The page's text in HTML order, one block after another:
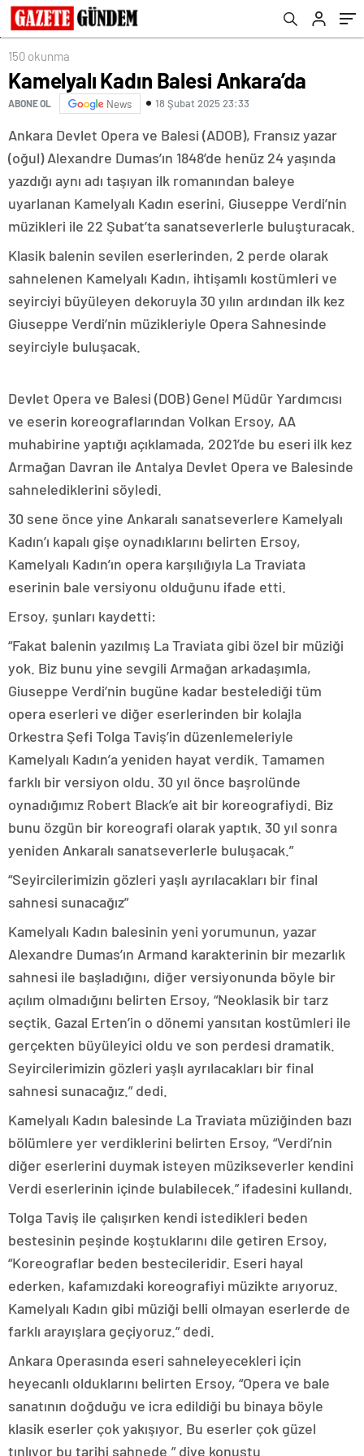
150 okunma
Kamelyalı Kadın Balesi Ankara’da
ABONE OL News 18 Şubat 2025 23:33
Ankara Devlet Opera ve Balesi (ADOB), Fransız yazar
(oğul) Alexandre Dumas’ın 1848’de henüz 24 yaşında
yazdığı aynı adı taşıyan ilk romanından baleye
uyarlanan Kamelyalı Kadın eserini, Giuseppe Verdi’nin
müzikleri ile 22 Şubat’ta sanatseverlerle buluşturacak.
Klasik balenin sevilen eserlerinden, 2 perde olarak
sahnelenen Kamelyalı Kadın, ihtişamlı kostümleri ve
seyirciyi büyüleyen dekoruyla 30 yılın ardından ilk kez
Giuseppe Verdi’nin müzikleriyle Opera Sahnesinde
seyirciyle buluşacak.
Devlet Opera ve Balesi (DOB) Genel Müdür Yardımcısı
ve eserin koreograflarından Volkan Ersoy, AA
muhabirine yaptığı açıklamada, 2021’de bu eseri ilk kez
Armağan Davran ile Antalya Devlet Opera ve Balesinde
sahnelediklerini söyledi.
30 sene önce yine Ankaralı sanatseverlere Kamelyalı
Kadın’ı kapalı gişe oynadıklarını belirten Ersoy,
Kamelyalı Kadın’ın opera karşılığıyla La Traviata
eserinin bale versiyonu olduğunu ifade etti.
Ersoy, şunları kaydetti:
“Fakat balenin yazılmış La Traviata gibi özel bir müziği
yok. Biz bunu yine sevgili Armağan arkadaşımla,
Giuseppe Verdi’nin bugüne kadar bestelediği tüm
opera eserleri ve diğer eserlerinden bir kolajla
Orkestra Şefi Tolga Taviş’in düzenlemeleriyle
Kamelyalı Kadın’a yeniden hayat verdik. Tamamen
farklı bir versiyon oldu. 30 yıl önce başrolünde
oynadığımız Robert Black’e ait bir koreografiydi. Biz
bunu özgün bir koreografi olarak yaptık. 30 yıl sonra
yeniden Ankaralı sanatseverlerle buluşacak.”
“Seyircilerimizin gözleri yaşlı ayrılacakları bir final
sahnesi sunacağız”
Kamelyalı Kadın balesinin yeni yorumunun, yazar
Alexandre Dumas’ın Armand karakterinin bir mezarlık
sahnesi ile başladığını, diğer versiyonunda böyle bir
açılım olmadığını belirten Ersoy, “Neoklasik bir tarz
seçtik. Gazal Erten’in o dönemi yansıtan kostümleri ile
gerçekten büyüleyici oldu ve son perdesi dramatik.
Seyircilerimizin gözleri yaşlı ayrılacakları bir final
sahnesi sunacağız.” dedi.
Kamelyalı Kadın balesinde La Traviata müziğinden bazı
bölümlere yer verdiklerini belirten Ersoy, “Verdi’nin
diğer eserlerini duymak isteyen müzikseverler kendini
Verdi eserlerinin içinde bulabilecek.” ifadesini kullandı.
Tolga Taviş ile çalışırken kendi istedikleri beden
bestesinin peşinde koştuklarını dile getiren Ersoy,
“Koreograflar beden bestecileridir. Eseri hayal
ederken, kafamızdaki koreografiyi müzikte arıyoruz.
Kamelyalı Kadın gibi müziği belli olmayan eserlerde de
farklı arayışlara geçiyoruz.” dedi.
Ankara Operasında eseri sahneleyecekleri için
heyecanlı olduklarını belirten Ersoy, “Opera ve bale
sanatının doğduğu ve icra edildiği bu binaya böyle
klasik eserler çok yakışıyor. Bu eserler çok güzel
tınlıyor bu tarihi sahnede.” diye konuştu.